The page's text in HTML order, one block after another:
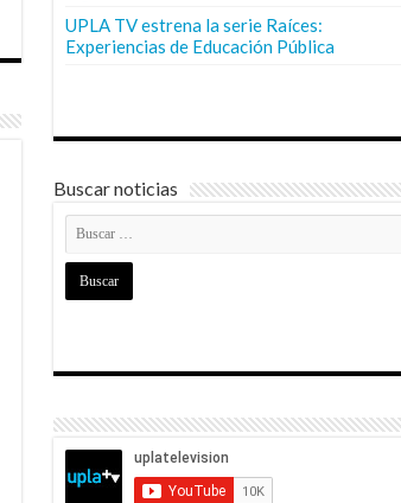
UPLA TV estrena la serie Raíces:
Experiencias de Educación Pública
Buscar noticias